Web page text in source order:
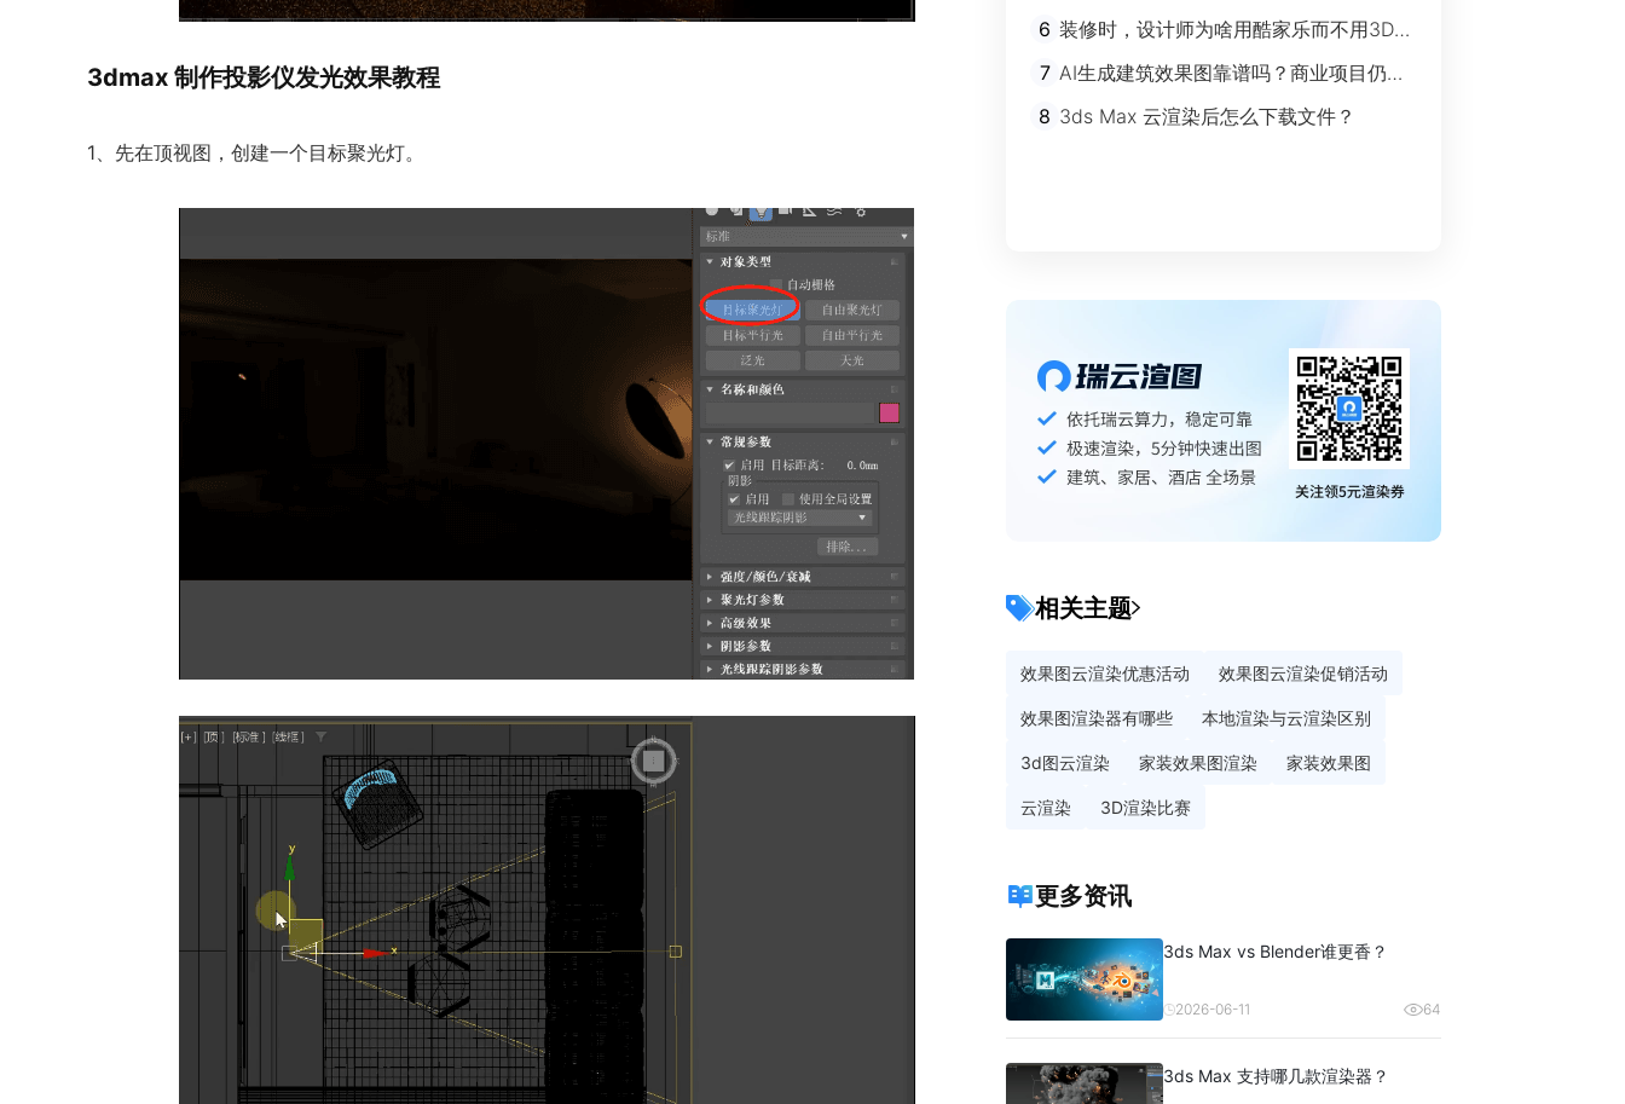
3dmax 制作投影仪发光效果教程
1、先在顶视图，创建一个目标聚光灯。
避指南
6 装修时，设计师为啥用酷家乐而不用3Ds
max？
7 AI生成建筑效果图靠谱吗？商业项目仍离
不开传统渲染
8 3ds Max 云渲染后怎么下载文件？
相关主题
效果图云渲染优惠活动 效果图云渲染促销活动
效果图渲染器有哪些 本地渲染与云渲染区别
3d图云渲染 家装效果图渲染 家装效果图
云渲染 3D渲染比赛
更多资讯
3ds Max vs Blender谁更香？
2026-06-11 64
3ds Max 支持哪几款渲染器？